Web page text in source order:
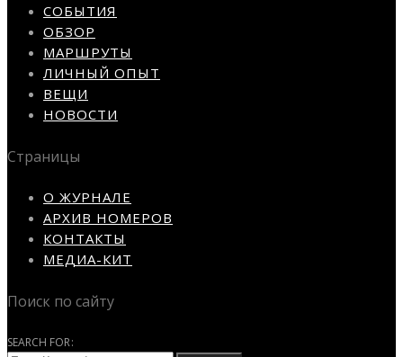
СОБЫТИЯ
ОБЗОР
МАРШРУТЫ
ЛИЧНЫЙ ОПЫТ
ВЕЩИ
НОВОСТИ
Страницы
О ЖУРНАЛЕ
АРХИВ НОМЕРОВ
КОНТАКТЫ
МЕДИА-КИТ
Поиск по сайту
SEARCH FOR: